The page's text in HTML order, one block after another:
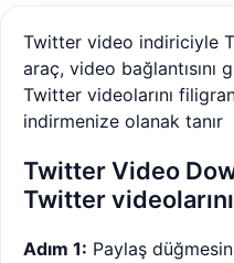
Twitter video indiriciyle
araç, video bağlantısını
Twitter videolarını
indirmenize olanak tanır
Twitter Video
Twitter
Adım 1: Paylaş